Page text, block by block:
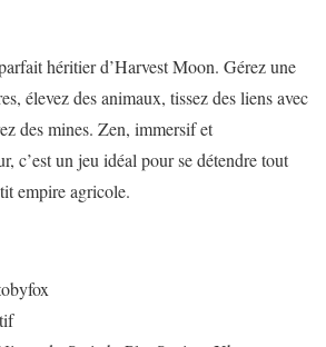
héritier d’Harvest Moon. Gérez une
élevez des animaux, tissez des liens avec
des mines. Zen, immersif et
c’est un jeu idéal pour se détendre tout
empire agricole.